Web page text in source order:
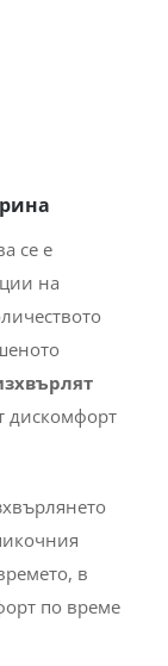
се е
на
дискомфорт
в
по време